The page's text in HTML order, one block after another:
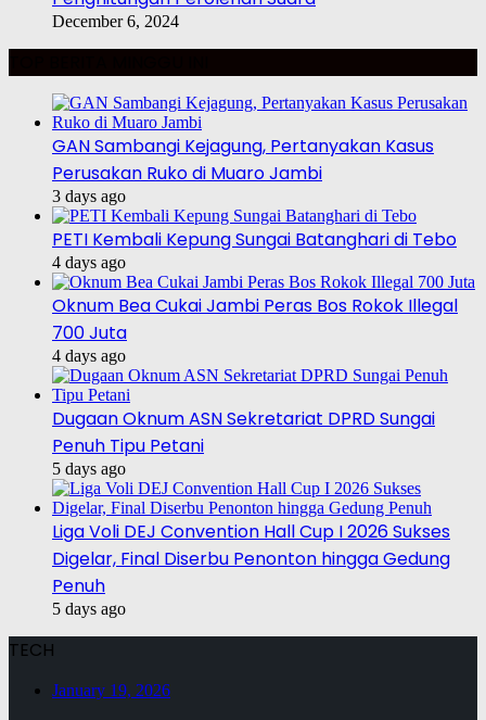
December 6, 2024
GAN Sambangi Kejagung, Pertanyakan Kasus
Perusakan Ruko di Muaro Jambi
3 days ago
PETI Kembali Kepung Sungai Batanghari di Tebo
4 days ago
Oknum Bea Cukai Jambi Peras Bos Rokok Illegal
700 Juta
4 days ago
Dugaan Oknum ASN Sekretariat DPRD Sungai
Penuh Tipu Petani
5 days ago
Liga Voli DEJ Convention Hall Cup I 2026 Sukses
Digelar, Final Diserbu Penonton hingga Gedung
Penuh
5 days ago
TECH
January 19, 2026